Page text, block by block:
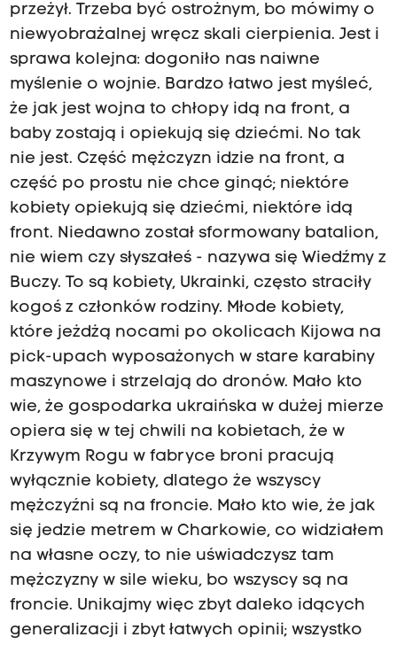
przeżył. Trzeba być ostrożnym, bo mówimy o
niewyobrażalnej wręcz skali cierpienia. Jest i
sprawa kolejna: dogoniło nas naiwne
myślenie o wojnie. Bardzo łatwo jest myśleć,
że jak jest wojna to chłopy idą na front, a
baby zostają i opiekują się dziećmi. No tak
nie jest. Część mężczyzn idzie na front, a
część po prostu nie chce ginąć; niektóre
kobiety opiekują się dziećmi, niektóre idą
front. Niedawno został sformowany batalion,
nie wiem czy słyszałeś - nazywa się Wiedźmy z
Buczy. To są kobiety, Ukrainki, często straciły
kogoś z członków rodziny. Młode kobiety,
które jeżdżą nocami po okolicach Kijowa na
pick-upach wyposażonych w stare karabiny
maszynowe i strzelają do dronów. Mało kto
wie, że gospodarka ukraińska w dużej mierze
opiera się w tej chwili na kobietach, że w
Krzywym Rogu w fabryce broni pracują
wyłącznie kobiety, dlatego że wszyscy
mężczyźni są na froncie. Mało kto wie, że jak
się jedzie metrem w Charkowie, co widziałem
na własne oczy, to nie uświadczysz tam
mężczyzny w sile wieku, bo wszyscy są na
froncie. Unikajmy więc zbyt daleko idących
generalizacji i zbyt łatwych opinii; wszystko